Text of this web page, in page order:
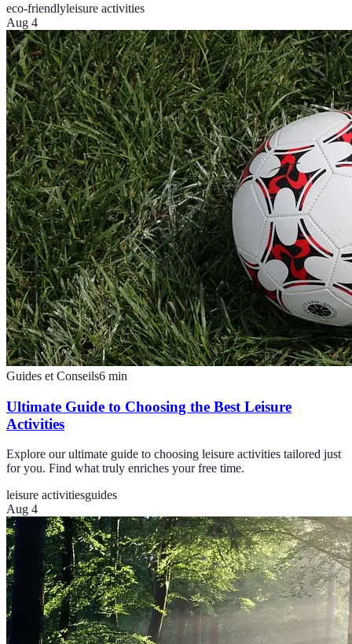
eco-friendlyleisure activities
Aug 4
Guides et Conseils6 min
Ultimate Guide to Choosing the Best Leisure
Activities
Explore our ultimate guide to choosing leisure activities tailored just
for you. Find what truly enriches your free time.
leisure activitiesguides
Aug 4